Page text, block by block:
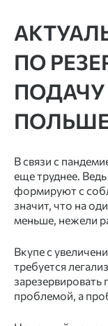
ПО
В связи с
еще труднее.
формируют с
значит, что на
меньше, нежели
Вкупе с
требуется
зарезервировать
проблемой, а